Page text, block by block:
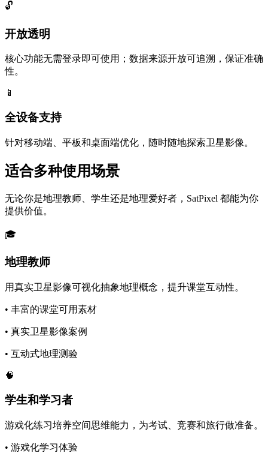
🔓
开放透明
核心功能无需登录即可使用；数据来源开放可追溯，保证准确
性。
📱
全设备支持
针对移动端、平板和桌面端优化，随时随地探索卫星影像。
适合多种使用场景
无论你是地理教师、学生还是地理爱好者，SatPixel 都能为你
提供价值。
🎓
地理教师
用真实卫星影像可视化抽象地理概念，提升课堂互动性。
• 丰富的课堂可用素材
• 真实卫星影像案例
• 互动式地理测验
🧠
学生和学习者
游戏化练习培养空间思维能力，为考试、竞赛和旅行做准备。
• 游戏化学习体验